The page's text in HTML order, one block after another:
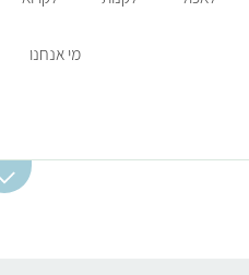
מי אנחנו